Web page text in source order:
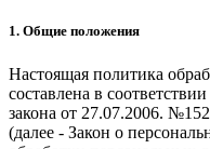
1. Общие положения
Настоящая политика
составлена в
закона от 27.07.2006.
(далее - Закон о